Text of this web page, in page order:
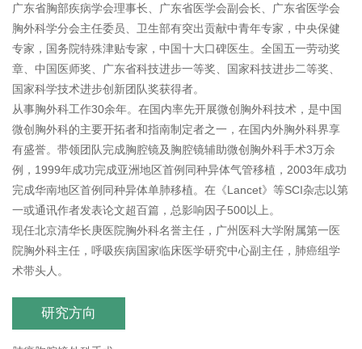
广东省胸部疾病学会理事长、广东省医学会副会长、广东省医学会
胸外科学分会主任委员、卫生部有突出贡献中青年专家，中央保健
专家，国务院特殊津贴专家，中国十大口碑医生。全国五一劳动奖
章、中国医师奖、广东省科技进步一等奖、国家科技进步二等奖、
国家科学技术进步创新团队奖获得者。
从事胸外科工作30余年。在国内率先开展微创胸外科技术，是中国
微创胸外科的主要开拓者和指南制定者之一，在国内外胸外科界享
有盛誉。带领团队完成胸腔镜及胸腔镜辅助微创胸外科手术3万余
例，1999年成功完成亚洲地区首例同种异体气管移植，2003年成功
完成华南地区首例同种异体单肺移植。在《Lancet》等SCI杂志以第
一或通讯作者发表论文超百篇，总影响因子500以上。
现任北京清华长庚医院胸外科名誉主任，广州医科大学附属第一医
院胸外科主任，呼吸疾病国家临床医学研究中心副主任，肺癌组学
术带头人。
研究方向